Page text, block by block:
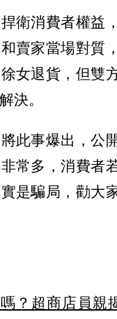
衛消費者權益
賣家當場對質
女退貨，但雙
決。
此事爆出，公
常多，消費者
是騙局，勸大
？超商店員